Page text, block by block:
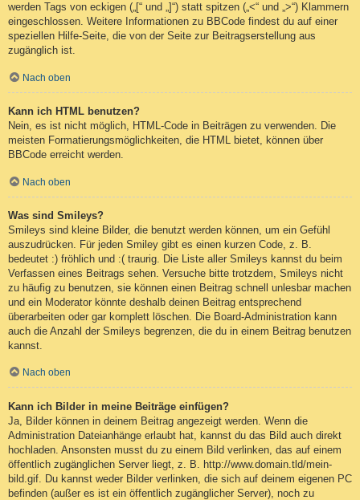
werden Tags von eckigen („[“ und „]“) statt spitzen („<“ und „>“) Klammern
eingeschlossen. Weitere Informationen zu BBCode findest du auf einer
speziellen Hilfe-Seite, die von der Seite zur Beitragserstellung aus
zugänglich ist.
Nach oben
Kann ich HTML benutzen?
Nein, es ist nicht möglich, HTML-Code in Beiträgen zu verwenden. Die
meisten Formatierungsmöglichkeiten, die HTML bietet, können über
BBCode erreicht werden.
Nach oben
Was sind Smileys?
Smileys sind kleine Bilder, die benutzt werden können, um ein Gefühl
auszudrücken. Für jeden Smiley gibt es einen kurzen Code, z. B.
bedeutet :) fröhlich und :( traurig. Die Liste aller Smileys kannst du beim
Verfassen eines Beitrags sehen. Versuche bitte trotzdem, Smileys nicht
zu häufig zu benutzen, sie können einen Beitrag schnell unlesbar machen
und ein Moderator könnte deshalb deinen Beitrag entsprechend
überarbeiten oder gar komplett löschen. Die Board-Administration kann
auch die Anzahl der Smileys begrenzen, die du in einem Beitrag benutzen
kannst.
Nach oben
Kann ich Bilder in meine Beiträge einfügen?
Ja, Bilder können in deinem Beitrag angezeigt werden. Wenn die
Administration Dateianhänge erlaubt hat, kannst du das Bild auch direkt
hochladen. Ansonsten musst du zu einem Bild verlinken, das auf einem
öffentlich zugänglichen Server liegt, z. B. http://www.domain.tld/mein-
bild.gif. Du kannst weder Bilder verlinken, die sich auf deinem eigenen PC
befinden (außer es ist ein öffentlich zugänglicher Server), noch zu